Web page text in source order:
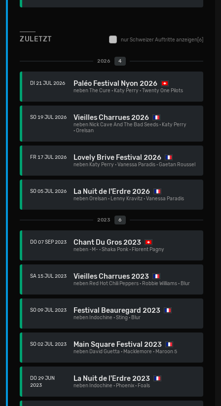
ZULETZT nur Schweizer Auftritte anzeigen [6]
2026 4
DI 21 JUL 2026 Paléo Festival Nyon 2026
nebenThe Cure · Katy Perry ·Twenty One Pilots
SO 19 JUL 2026 Vieilles Charrues 2026
neben Nick Cave And The Bad Seeds· Katy Perry
·Orelsan
FR 17 JUL 2026 Lovely Brive Festival 2026
neben Katy Perry ·Vanessa Paradis·Gaetan Roussel
SO 05 JUL 2026 La Nuit de l'Erdre 2026
nebenOrelsan· Lenny Kravitz·Vanessa Paradis
2023 6
DO 07 SEP 2023 Chant Du Gros 2023
neben-M- ·Shaka Ponk· Florent Pagny
SA 15 JUL 2023 Vieilles Charrues 2023
neben Red Hot Chili Peppers· Robbie Williams· Blur
SO 09 JUL 2023 Festival Beauregard 2023
neben Indochine ·Sting· Blur
SO 02 JUL 2023 Main Square Festival 2023
neben David Guetta · Macklemore · Maroon 5
DO 29 JUN
2023
La Nuit de l'Erdre 2023
neben Indochine · Phoenix· Foals